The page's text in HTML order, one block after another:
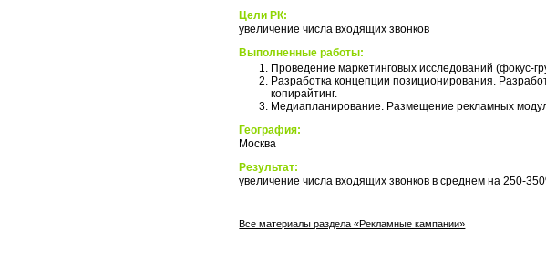
Цели РК:
увеличение числа входящих звонков
Выполненные работы:
Проведение маркетинговых исследований (фокус-
Разработка концепции позиционирования.
копирайтинг.
Медиапланирование. Размещение рекламных
География:
Москва
Результат:
увеличение числа входящих звонков в среднем на 250-
Все материалы раздела «Рекламные кампании»